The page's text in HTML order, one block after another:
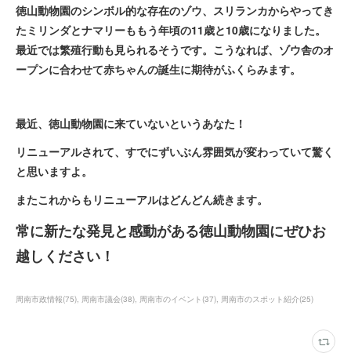
徳山動物園のシンボル的な存在のゾウ、スリランカからやってき
たミリンダとナマリーももう年頃の11歳と10歳になりました。
最近では繁殖行動も見られるそうです。こうなれば、ゾウ舎のオ
ープンに合わせて赤ちゃんの誕生に期待がふくらみます。
最近、徳山動物園に来ていないというあなた！
リニューアルされて、すでにずいぶん雰囲気が変わっていて驚く
と思いますよ。
またこれからもリニューアルはどんどん続きます。
常に新たな発見と感動がある徳山動物園にぜひお
越しください！
周南市政情報(75) 周南市議会(38) 周南市のイベント (37) 周南市のスポット紹介(25)